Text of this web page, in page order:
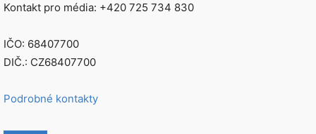
Kontakt pro média: +420 725 734 830
IČO: 68407700
DIČ.: CZ68407700
Podrobné kontakty